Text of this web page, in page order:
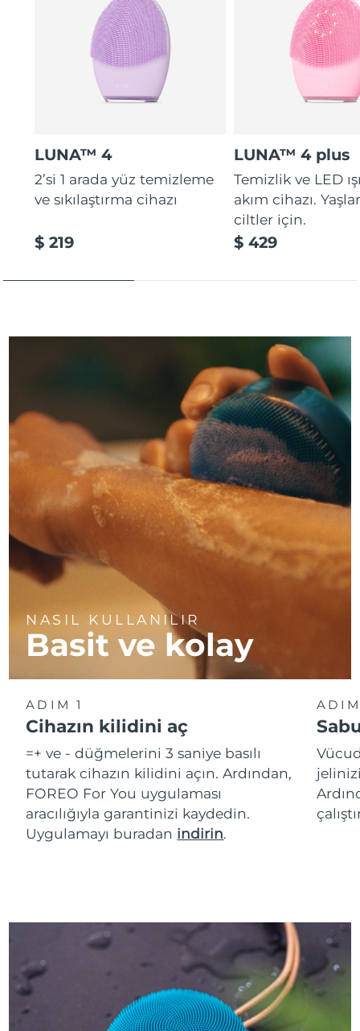
LUNA™ 4
2’si 1 arada yüz temizleme
ve sıkılaştırma cihazı
$ 219
LUNA™ 4 plus
Temizlik ve LED
akım cihazı.
ciltler için.
$ 429
NASIL KULLANILIR
Basit ve kolay
ADIM 1
Cihazın kilidini aç
=+ ve - düğmelerini 3 saniye basılı
tutarak cihazın kilidini açın. Ardından,
FOREO For You uygulaması
aracılığıyla garantinizi kaydedin.
Uygulamayı buradan indirin.
Tahmini teslim tarihi8/9/26
Birleşik Arap
Tahmini teslim tarihi8/9/26
Birleşik Krallık 8/8/26
Devletleri
Tahmini teslim tarihi 8/9/26
Özbekistan Tahmini teslim tarihi8/13/26
Vietnam Tahmini teslim tarihi